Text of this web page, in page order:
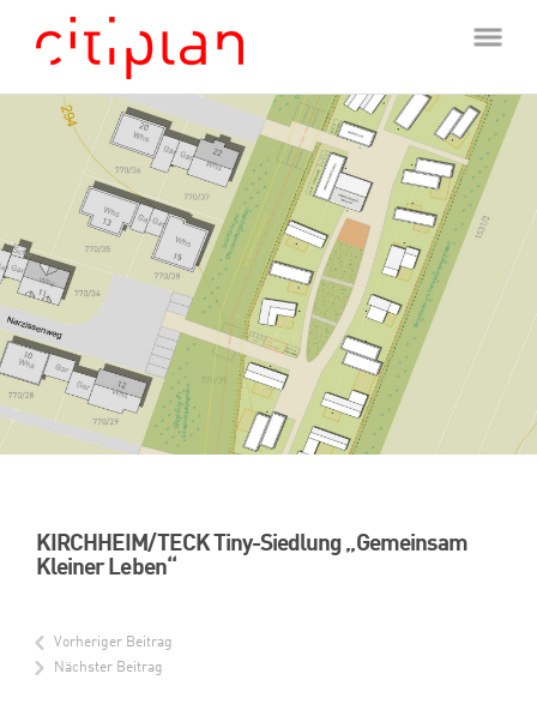
KIRCHHEIM/TECK Tiny-Siedlung „Gemeinsam
Kleiner Leben“
Vorheriger Beitrag
Nächster Beitrag